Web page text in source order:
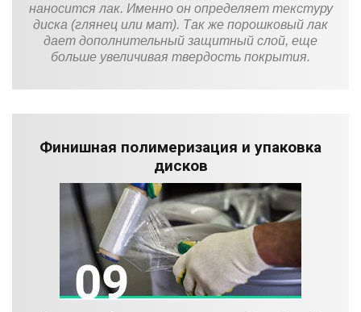
наносится лак. Именно он определяет текстуру
диска (глянец или мат). Так же порошковый лак
дает дополнительный защитный слой, еще
больше увеличивая твердость покрытия.
Финишная полимеризация и упаковка
дисков